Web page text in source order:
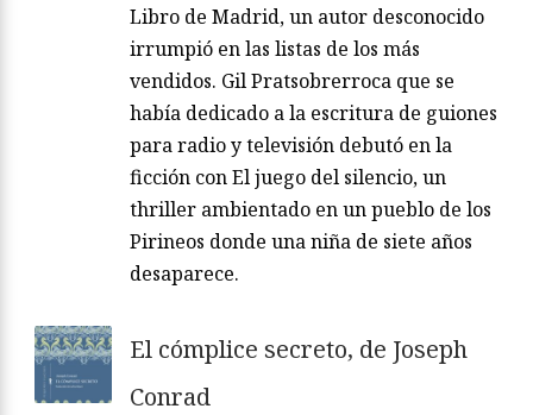
Libro de Madrid, un autor desconocido
irrumpió en las listas de los más
vendidos. Gil Pratsobrerroca que se
había dedicado a la escritura de guiones
para radio y televisión debutó en la
ficción con El juego del silencio, un
thriller ambientado en un pueblo de los
Pirineos donde una niña de siete años
desaparece.
El cómplice secreto, de Joseph
Conrad